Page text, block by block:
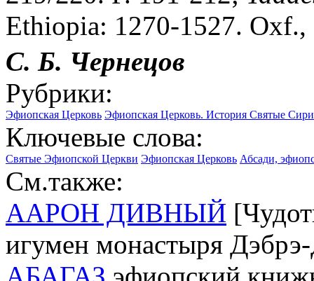
Ethiopia: 1270-1527. Oxf.,
С. Б. Чернецов
Рубрики:
Эфиопская Церковь Эфиопская Церковь. История Святые
Ключевые слова:
Святые Эфиопской Церкви Эфиопская Церковь Абсади,
См.также:
ААРОН ДИВНЫЙ
игумен монастыря